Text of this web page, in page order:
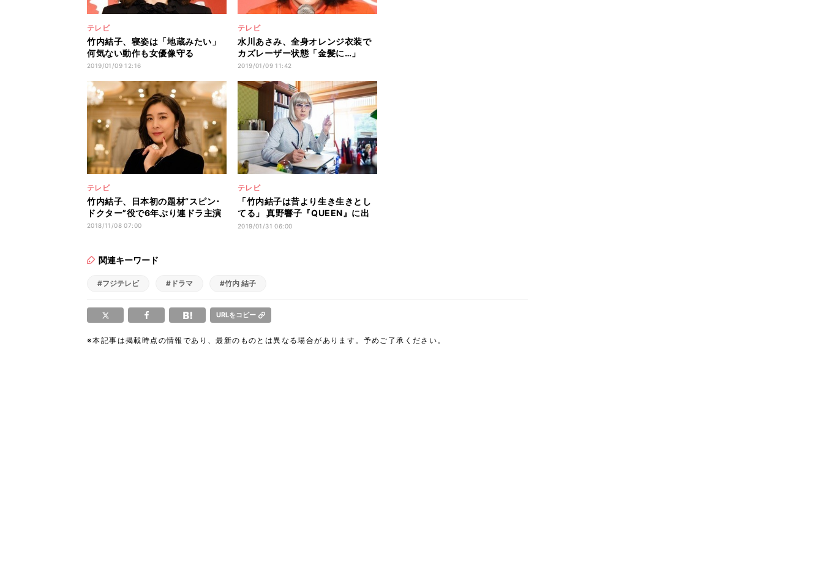
テレビ
竹内結子、寝姿は「地蔵みたい」
何気ない動作も女優像守る
2019/01/09 12:16
テレビ
水川あさみ、全身オレンジ衣装で
カズレーザー状態「金髪に…」
2019/01/09 11:42
テレビ
竹内結子、日本初の題材“スピン･
ドクター”役で6年ぶり連ドラ主演
2018/11/08 07:00
テレビ
「竹内結子は昔より生き生きとし
てる」 真野響子『QUEEN』に出
演
2019/01/31 06:00
関連キーワード
#フジテレビ #ドラマ #竹内 結子
URLをコピー
※本記事は掲載時点の情報であり、最新のものとは異なる場合があります。予めご了承ください。